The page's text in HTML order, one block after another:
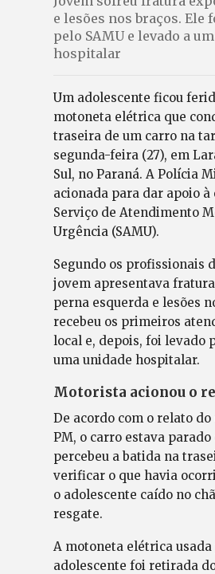
e lesões nos braços. Ele
pelo SAMU e levado a
hospitalar
Um adolescente ficou
motoneta elétrica que
traseira de um carro na
segunda-feira (27), em
Sul, no Paraná. A Polícia
acionada para dar apoio à
Serviço de Atendimento
Urgência (SAMU).
Segundo os profissionais
jovem apresentava
perna esquerda e lesões
recebeu os primeiros
local e, depois, foi levado
uma unidade hospitalar.
Motorista acionou o
De acordo com o relato
PM, o carro estava parado
percebeu a batida na
verificar o que havia
o adolescente caído no
resgate.
A motoneta elétrica usada
adolescente foi retirada